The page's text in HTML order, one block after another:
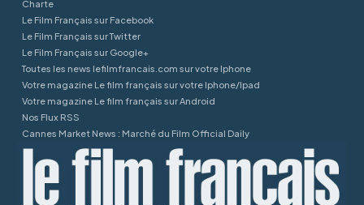
Charte
Le Film Français sur Facebook
Le Film Français sur Twitter
Le Film Français sur Google+
Toutes les news lefilmfrancais.com sur votre Iphone
Votre magazine Le film français sur votre Iphone/Ipad
Votre magazine Le film français sur Android
Nos Flux RSS
Cannes Market News : Marché du Film Official Daily